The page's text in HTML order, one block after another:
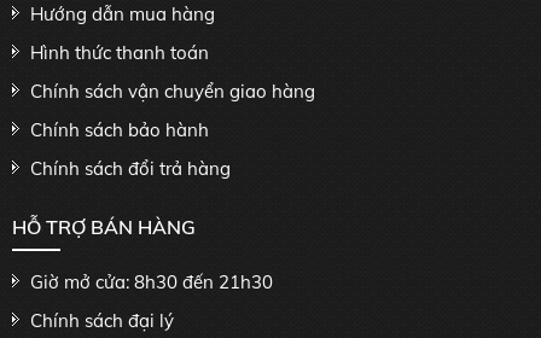
Hướng dẫn mua hàng
Hình thức thanh toán
Chính sách vận chuyển giao hàng
Chính sách bảo hành
Chính sách đổi trả hàng
HỖ TRỢ BÁN HÀNG
Giờ mở cửa: 8h30 đến 21h30
Chính sách đại lý